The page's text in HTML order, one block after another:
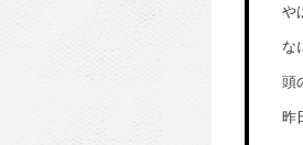
や
な
頭
昨